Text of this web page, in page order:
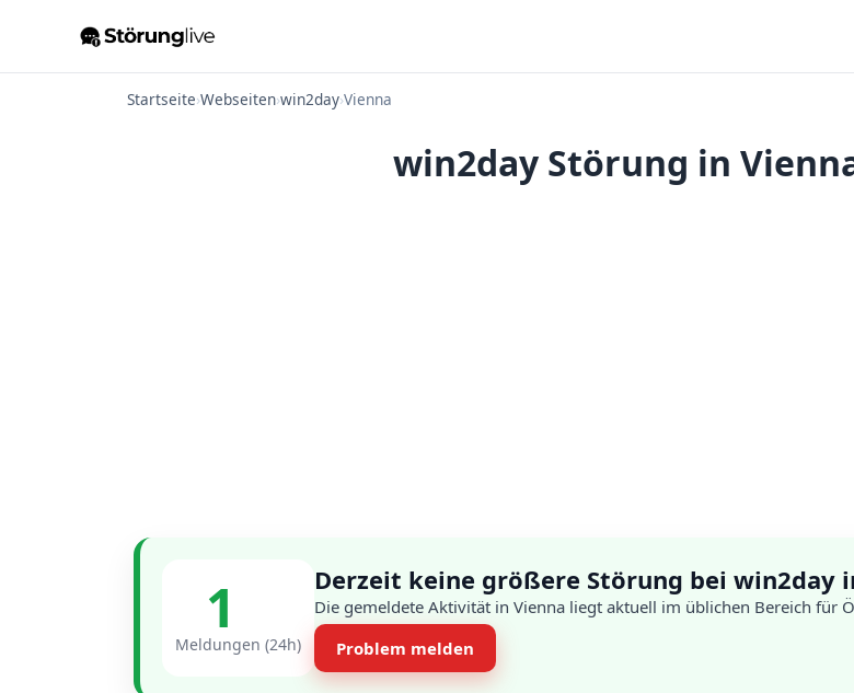
Startseite›Webseiten›win2day›Vienna
win2day Störung in
1
Meldungen (24h)
Derzeit keine größere Störung bei win2day
Die gemeldete Aktivität in Vienna liegt aktuell im üblichen Bereich für
Problem melden